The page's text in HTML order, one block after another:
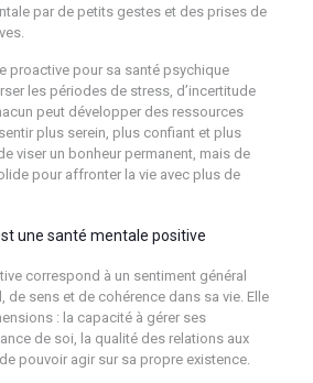
par de petits gestes et des prises de
proactive pour sa santé psychique
les périodes de stress, d’incertitude
peut développer des ressources
plus serein, plus confiant et plus
viser un bonheur permanent, mais de
pour affronter la vie avec plus de
une santé mentale positive
correspond à un sentiment général
de sens et de cohérence dans sa vie. Elle
: la capacité à gérer ses
de soi, la qualité des relations aux
pouvoir agir sur sa propre existence.